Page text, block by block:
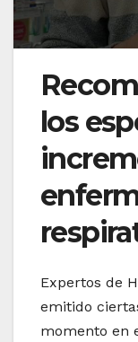
los
Expertos de
emitido
momento en